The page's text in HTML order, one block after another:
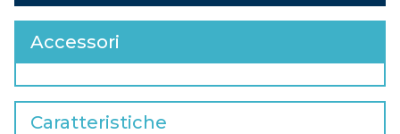
Accessori
Caratteristiche